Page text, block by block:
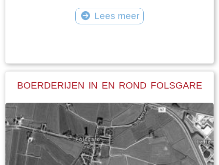
Lees meer
BOERDERIJEN IN EN ROND FOLSGARE